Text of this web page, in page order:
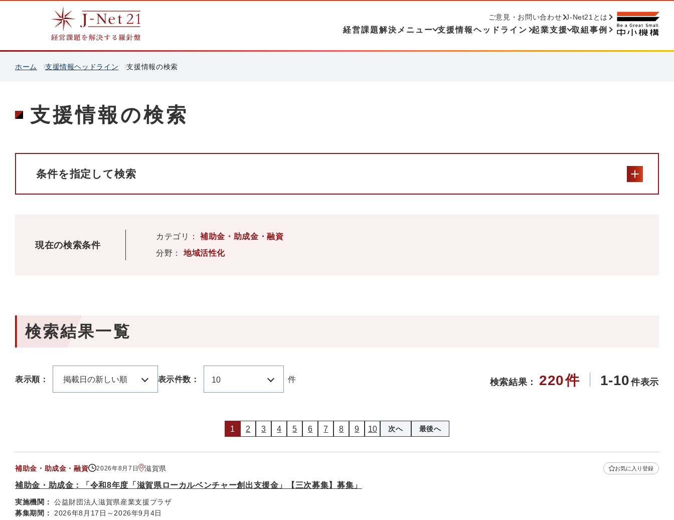
経営課題解決メニュー 支援情報ヘッドライン 起業支援 取組事例
ご意見・お問い合わせ J-Net21とは
ホーム 支援情報ヘッドライン 支援情報の検索
支援情報の検索
条件を指定して検索
現在の検索条件
カテゴリ：
補助金・助成金・融資
分野：
地域活性化
検索結果一覧
表示順： 掲載日の新しい順 表示件数： 10 件 検索結果： 220件 1-10 件表示
1 2 3 4 5 6 7 8 9 10 次へ 最後へ
補助金・助成金・融資 2026年8月7日 滋賀県 お気に入り登録
補助金・助成金：「令和8年度「滋賀県ローカルベンチャー創出支援金」【三次募集】募集」
実施機関：
公益財団法人滋賀県産業支援プラザ
募集期間：
2026年8月17日～2026年9月4日